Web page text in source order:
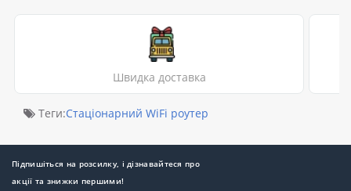
Швидка доставка
Теги:Стаціонарний WiFi роутер
Підпишіться на розсилку, і дізнавайтеся про
акції та знижки першими!